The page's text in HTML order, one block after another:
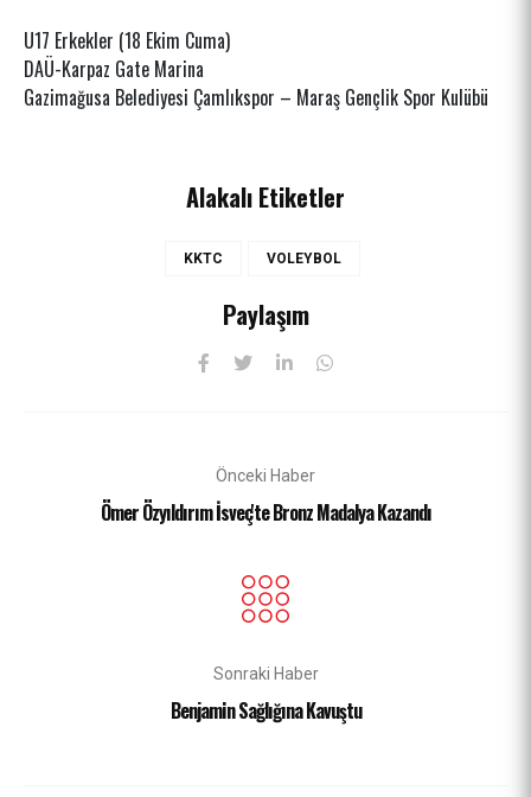
U17 Erkekler (18 Ekim Cuma)
DAÜ-Karpaz Gate Marina
Gazimağusa Belediyesi Çamlıkspor – Maraş Gençlik Spor Kulübü
Alakalı Etiketler
KKTC VOLEYBOL
Paylaşım
Önceki Haber
Ömer Özyıldırım İsveç'te Bronz Madalya Kazandı
Sonraki Haber
Benjamin Sağlığına Kavuştu